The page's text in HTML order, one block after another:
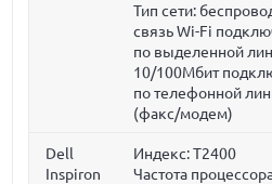
Тип сети:
связь Wi-Fi
по выделенной
10/100Мбит
по телефонной
(факс/модем)
Dell
Inspiron
Индекс: T2400
Частота